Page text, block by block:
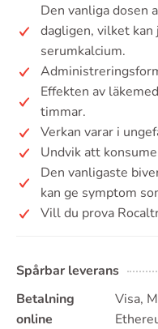
Den vanliga dosen
dagligen, vilket kan
serumkalcium.
Effekten av
timmar.
Verkan varar i
Undvik att
Den vanligaste
kan ge symptom
Vill du prova
Spårbar leverans
Betalning
online
Visa,